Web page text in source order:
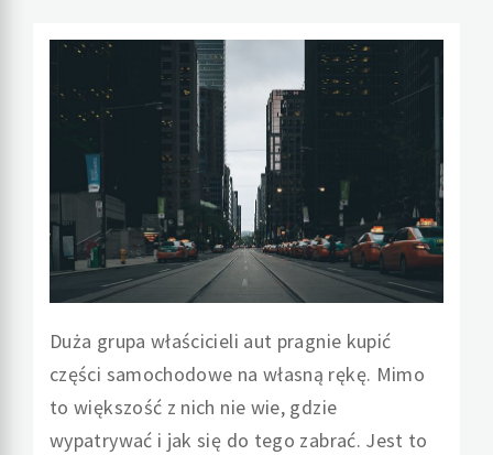
Duża grupa właścicieli aut pragnie kupić
części samochodowe na własną rękę. Mimo
to większość z nich nie wie, gdzie
wypatrywać i jak się do tego zabrać. Jest to